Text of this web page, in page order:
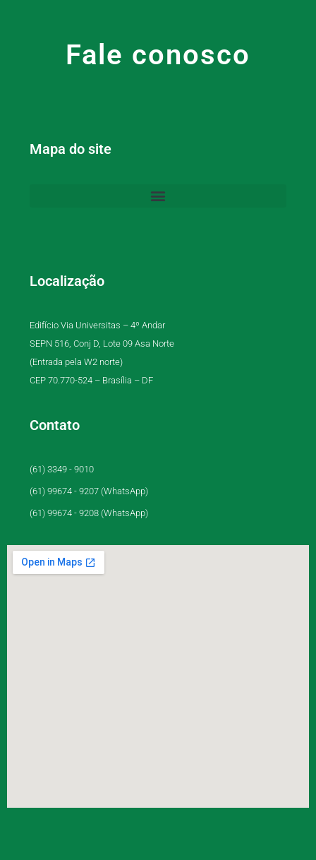
Fale conosco
Mapa do site
Localização
Edifício Via Universitas – 4º Andar
SEPN 516, Conj D, Lote 09 Asa Norte
(Entrada pela W2 norte)
CEP 70.770-524 – Brasília – DF
Contato
(61) 3349 - 9010
(61) 99674 - 9207 (WhatsApp)
(61) 99674 - 9208 (WhatsApp)